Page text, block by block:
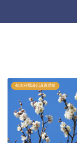
都道府県議会議員選挙